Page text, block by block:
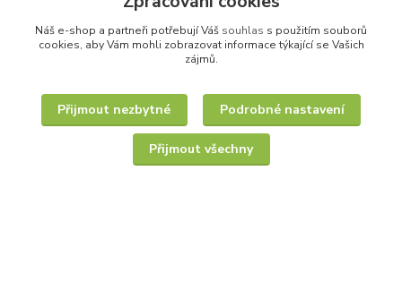
Náš e-shop a partneři potřebují Váš souhlas s použitím souborů
cookies, aby Vám mohli zobrazovat informace týkající se Vašich
zájmů.
Přijmout nezbytné Podrobné nastavení
Přijmout všechny